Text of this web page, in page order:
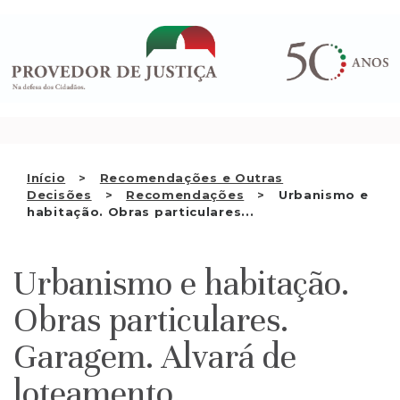
conteúdo
Início
Recomendações e Outras
Decisões
Recomendações
Urbanismo e
habitação. Obras particulares...
QUEM SOMOS
ATIVIDADE
RELAÇÕES INTERNACIONAIS
APRESENTAR QUEIXA
Urbanismo e habitação.
Obras particulares.
Garagem. Alvará de